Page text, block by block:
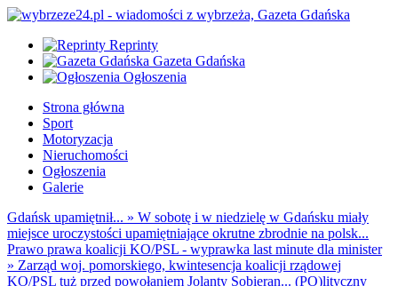
Reprinty
Gazeta Gdańska
Ogłoszenia
Strona główna
Sport
Motoryzacja
Nieruchomości
Ogłoszenia
Galerie
Gdańsk upamiętnił... » W sobotę i w niedzielę w Gdańsku miały
miejsce uroczystości upamiętniające okrutne zbrodnie na polsk...
Prawo prawa koalicji KO/PSL - wyprawka last minute dla minister
» Zarząd woj. pomorskiego, kwintesencja koalicji rządowej
KO/PSL tuż przed powołaniem Jolanty Sobieran... (PO)lityczny